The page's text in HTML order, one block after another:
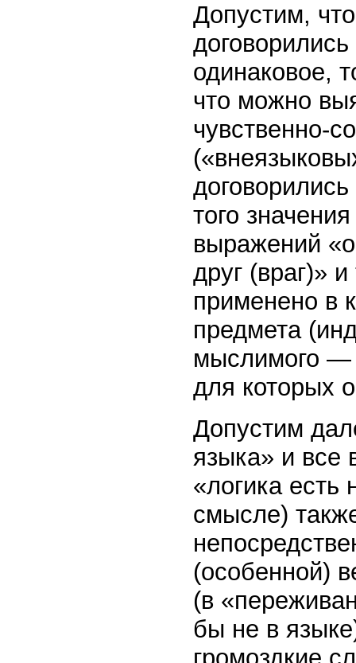
Допустим,
одинаковое,
что можно
чувственно-
того
выражений
друг (враг)»
применено в
предмета
мыслимого —
для которых
Допустим
языка» и все
«логика
смысле)
(особенной)
(в
бы не в